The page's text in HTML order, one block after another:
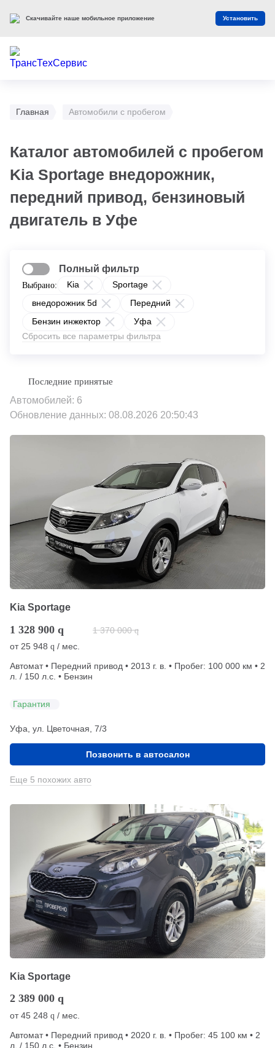
Главная Автомобили с пробегом
Каталог автомобилей с пробегом
Kia Sportage внедорожник,
передний привод, бензиновый
двигатель в Уфе
Выбрано: Kia
Sportage
внедорожник 5d
Передний
Бензин инжектор
Уфа
Сбросить все параметры фильтра
Полный фильтр
Автомобилей: 6
Обновление данных: 08.08.2026 20:50:43
Kia Sportage
1 328 900 q 1 370 000 q
от 25 948 q / мес.
Автомат • Передний привод • 2013 г. в. • Пробег: 100 000 км • 2
л. / 150 л.с. • Бензин
Гарантия
Уфа, ул. Цветочная, 7/3
Позвонить в автосалон
Еще 5 похожих авто
Kia Sportage
2 389 000 q
от45 248 q / мес.
Автомат • Передний привод • 2020 г. в. • Пробег: 45 100 км • 2
л. / 150 л.с. • Бензин
Оцените наш сайт Оценить